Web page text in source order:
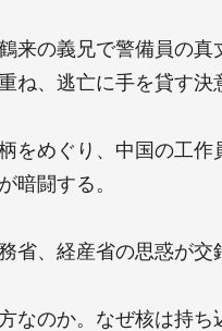
来の義兄で警備員の
ね、逃亡に手を貸す決
をめぐり、中国の工
暗闘する。
省、経産省の思惑が交
なのか。なぜ核は持ち